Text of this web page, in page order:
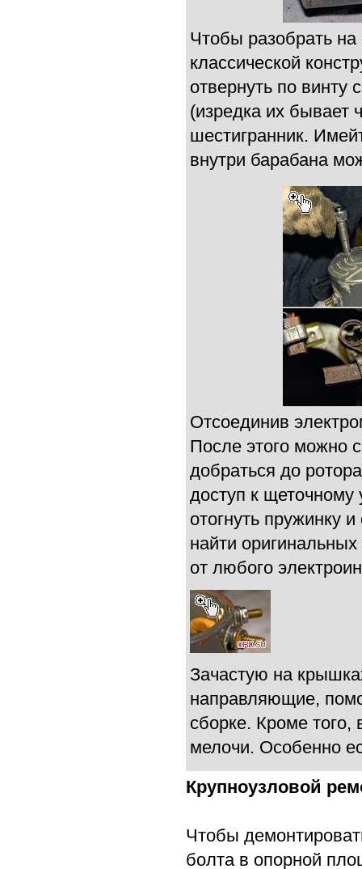
Чтобы разобрать
классической
отвернуть по
(изредка их бывает
шестигранник.
внутри барабана
Отсоединив
После этого можно
добраться до
доступ к
отогнуть пружинку
найти
от любого
Зачастую на
направляющие,
сборке. Кроме
мелочи. Особенно
Крупноузловой
Чтобы
болта в опорной